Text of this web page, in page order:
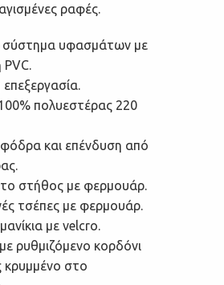
ραφές.
σύστημα υφασμάτων με
πολυεστέρας 220
και επένδυση από
στήθος με φερμουάρ.
τσέπες με φερμουάρ.
με velcro.
ρυθμιζόμενο κορδόνι
κρυμμένο στο